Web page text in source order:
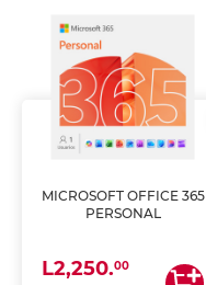
MICROSOFT OFFICE 365
PERSONAL
L2,250.00